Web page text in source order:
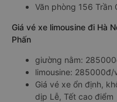
Văn phòng 156 Trần
Giá vé xe limousine đi Hà
Phấn
giường nằm:
limousine: 285000đ/
Giá vé xe ổn định,
dịp Lễ, Tết cao điểm